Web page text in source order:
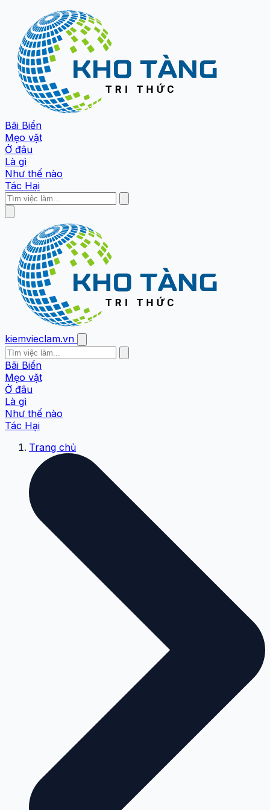
Bãi Biển
Mẹo vặt
Ở đâu
Là gì
Như thế nào
Tác Hại
kiemvieclam.vn
Bãi Biển
Mẹo vặt
Ở đâu
Là gì
Như thế nào
Tác Hại
Trang chủ